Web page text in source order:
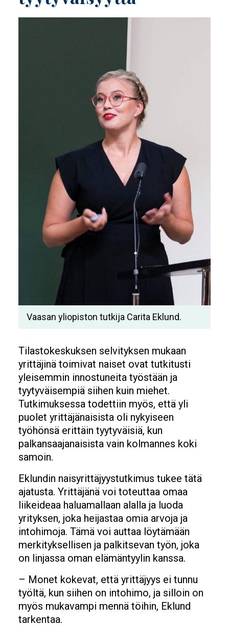
Vaasan yliopiston tutkija Carita Eklund.
Tilastokeskuksen selvityksen mukaan
yrittäjinä toimivat naiset ovat tutkitusti
yleisemmin innostuneita työstään ja
tyytyväisempiä siihen kuin miehet.
Tutkimuksessa todettiin myös, että yli
puolet yrittäjänaisista oli nykyiseen
työhönsä erittäin tyytyväisiä, kun
palkansaajanaisista vain kolmannes koki
samoin.
Eklundin naisyrittäjyystutkimus tukee tätä
ajatusta. Yrittäjänä voi toteuttaa omaa
liikeideaa haluamallaan alalla ja luoda
yrityksen, joka heijastaa omia arvoja ja
intohimoja. Tämä voi auttaa löytämään
merkityksellisen ja palkitsevan työn, joka
on linjassa oman elämäntyylin kanssa.
– Monet kokevat, että yrittäjyys ei tunnu
työltä, kun siihen on intohimo, ja silloin on
myös mukavampi mennä töihin, Eklund
tarkentaa.